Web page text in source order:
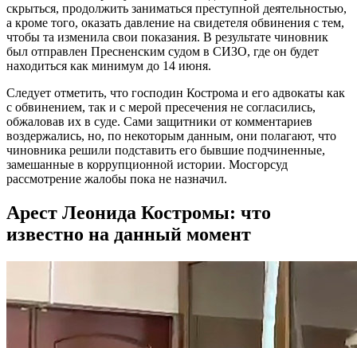
скрыться, продолжить заниматься преступной деятельностью,
а кроме того, оказать давление на свидетеля обвинения с тем,
чтобы та изменила свои показания. В результате чиновник
был отправлен Пресненским судом в СИЗО, где он будет
находиться как минимум до 14 июня.
Следует отметить, что господин Кострома и его адвокаты как
с обвинением, так и с мерой пресечения не согласились,
обжаловав их в суде. Сами защитники от комментариев
воздержались, но, по некоторым данным, они полагают, что
чиновника решили подставить его бывшие подчиненные,
замешанные в коррупционной истории. Мосгорсуд
рассмотрение жалобы пока не назначил.
Арест Леонида Костромы: что
известно на данный момент